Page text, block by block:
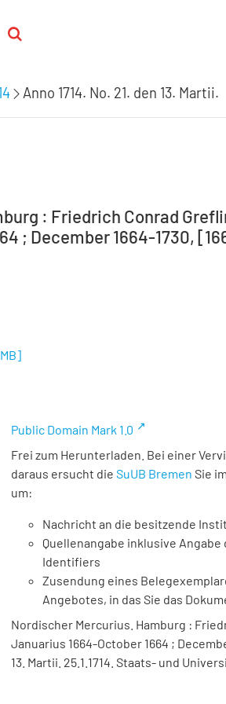
Anno 1714. No. 21. den 13. Martii.
: Friedrich Conrad
; December 1664-1730,
]
Public Domain Mark 1.0
Frei zum Herunterladen. Bei einer
daraus ersucht die SuUB Bremen Sie
um:
Nachricht an die besitzende
Quellenangabe inklusive
Identifiers
Zusendung eines
Angebotes, in das Sie das
Nordischer Mercurius. Hamburg :
Januarius 1664-October 1664 ;
13. Martii. 25.1.1714. Staats- und